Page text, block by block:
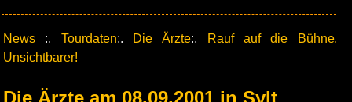
News :. Tourdaten:. Die Ärzte:.
Rauf auf die Bühne,
Unsichtbarer!
Die Ärzte am 08.09.2001 in Sylt